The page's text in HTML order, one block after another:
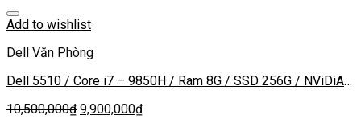
Add to wishlist
Dell Văn Phòng
Dell 5510 / Core i7 – 9850H / Ram 8G / SSD 256G / NViDiA
10,500,000₫ 9,900,000₫